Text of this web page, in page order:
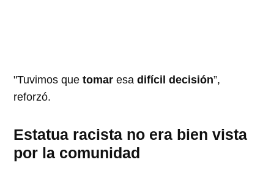
"Tuvimos quetomaresa difícil decisión”,
reforzó.
Estatua racista no era bien vista
por la comunidad